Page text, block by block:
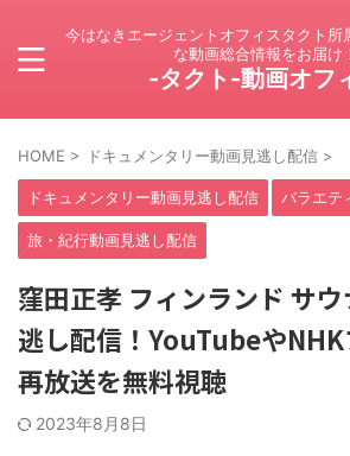
今はなきエージェントオフィスタクト所
な動画総合情報をお届け！
-タクト-動画オフ
HOME > ドキュメンタリー動画見逃し配信 >
ドキュメンタリー動画見逃し配信 バラエテ
旅・紀行動画見逃し配信
窪田正孝 フィンランド サ
逃し配信！YouTubeや
再放送を無料視聴
2023年8月8日